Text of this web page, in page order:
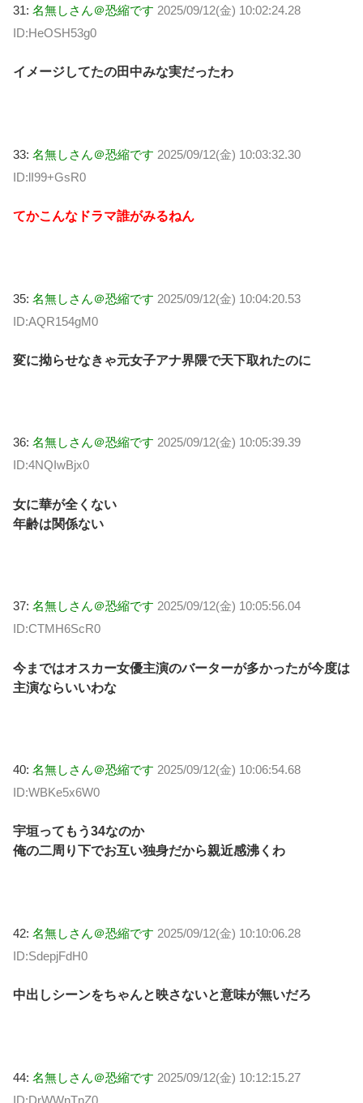
31: 名無しさん＠恐縮です 2025/09/12(金) 10:02:24.28
ID:HeOSH53g0
イメージしてたの田中みな実だったわ
33: 名無しさん＠恐縮です 2025/09/12(金) 10:03:32.30
ID:lI99+GsR0
てかこんなドラマ誰がみるねん
35: 名無しさん＠恐縮です 2025/09/12(金) 10:04:20.53
ID:AQR154gM0
変に拗らせなきゃ元女子アナ界隈で天下取れたのに
36: 名無しさん＠恐縮です 2025/09/12(金) 10:05:39.39
ID:4NQIwBjx0
女に華が全くない
年齢は関係ない
37: 名無しさん＠恐縮です 2025/09/12(金) 10:05:56.04
ID:CTMH6ScR0
今まではオスカー女優主演のバーターが多かったが今度は
主演ならいいわな
40: 名無しさん＠恐縮です 2025/09/12(金) 10:06:54.68
ID:WBKe5x6W0
宇垣ってもう34なのか
俺の二周り下でお互い独身だから親近感沸くわ
42: 名無しさん＠恐縮です 2025/09/12(金) 10:10:06.28
ID:SdepjFdH0
中出しシーンをちゃんと映さないと意味が無いだろ
44: 名無しさん＠恐縮です 2025/09/12(金) 10:12:15.27
ID:DrWWnTnZ0